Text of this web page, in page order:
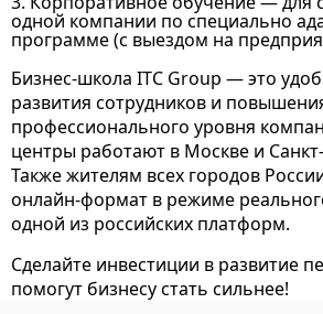
одной компании по специально
программе (с выездом на
Бизнес-школа ITC Group — это
развития сотрудников и
профессионального уровня
центры работают в Москве и
Также жителям всех городов
онлайн-формат в режиме
одной из российских платформ.
Сделайте инвестиции в развитие
помогут бизнесу стать сильнее!